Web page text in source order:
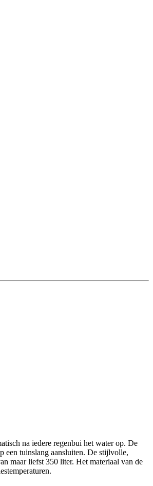
na iedere regenbui het water op. De
een tuinslang aansluiten. De stijlvolle,
maar liefst 350 liter. Het materiaal van de